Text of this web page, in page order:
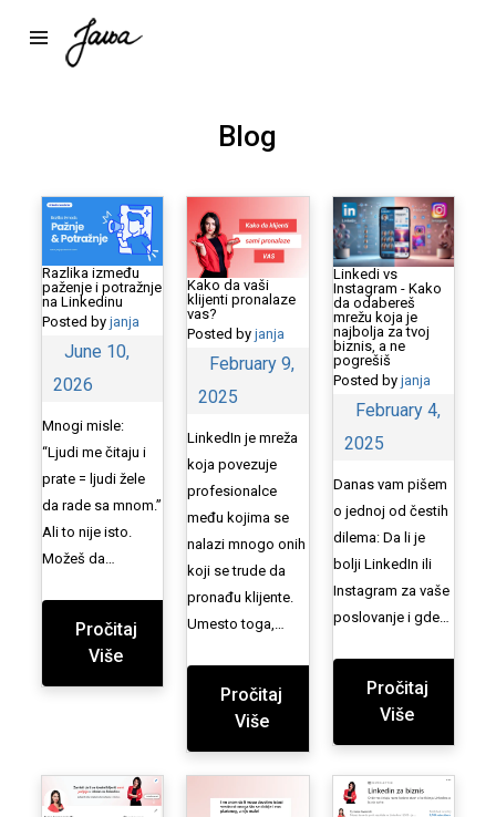
Blog
Razlika između
paženje i potražnje
na Linkedinu
Posted by janja
June 10,
2026
Mnogi misle:
“Ljudi me čitaju i
prate = ljudi žele
da rade sa mnom.”
Ali to nije isto.
Možeš da…
Pročitaj
Više
Kako da vaši
klijenti pronalaze
vas?
Posted byjanja
February 9,
2025
LinkedIn je mreža
koja povezuje
profesionalce
među kojima se
nalazi mnogo onih
koji se trude da
pronađu klijente.
Umesto toga,…
Pročitaj
Više
Linkedi vs
Instagram - Kako
da odabereš
mrežu koja je
najbolja za tvoj
biznis, a ne
pogrešiš
Posted by janja
February 4,
2025
Danas vam pišem
o jednoj od čestih
dilema: Da li je
bolji LinkedIn ili
Instagram za vaše
poslovanje i gde…
Pročitaj
Više